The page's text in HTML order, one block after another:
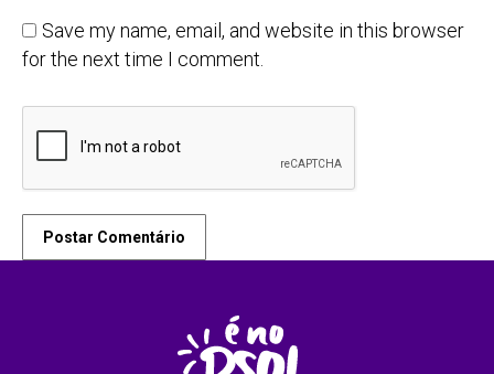
Save my name, email, and website in this browser
for the next time I comment.
Postar Comentário